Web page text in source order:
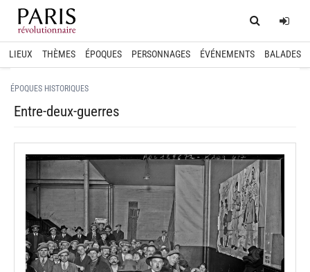
Home
LIEUX THÈMES ÉPOQUES PERSONNAGES ÉVÉNEMENTS BALADES
ÉPOQUES HISTORIQUES
Entre-deux-guerres